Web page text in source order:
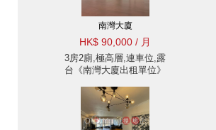
南灣大廈
HK$ 90,000 / 月
3房2廁,極高層,連車位,露
台《南灣大廈出租單位》